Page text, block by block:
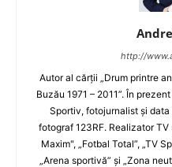
http://
Autor al cărţii „Drum printre
Buzău 1971 – 2011”. În
Sportiv, fotojurnalist şi
fotograf 123RF. Realizator
Maxim", „Fotbal Total”, „TV
„Arena sportivă” şi „Zona